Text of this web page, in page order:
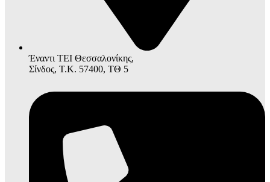
Έναντι ΤΕΙ Θεσσαλονίκης,
Σίνδος, Τ.Κ. 57400, ΤΘ 5